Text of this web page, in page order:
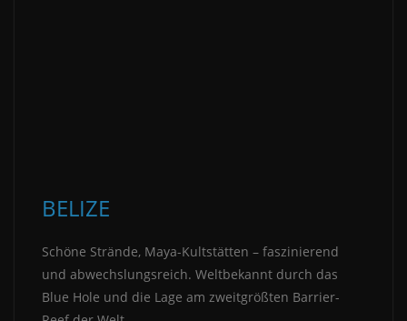
BELIZE
Schöne Strände, Maya-Kultstätten – faszinierend
und abwechslungsreich. Weltbekannt durch das
Blue Hole und die Lage am zweitgrößten Barrier-